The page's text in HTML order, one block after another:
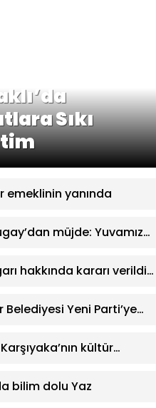
Sıkı
emeklinin yanında
müjde: Yuvamız
hakkında kararı verildi:
Belediyesi Yeni Parti’ye
kültür
bilim dolu Yaz